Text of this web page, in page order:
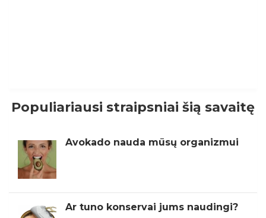
Populiariausi straipsniai šią savaitę
Avokado nauda mūsų organizmui
Ar tuno konservai jums naudingi?